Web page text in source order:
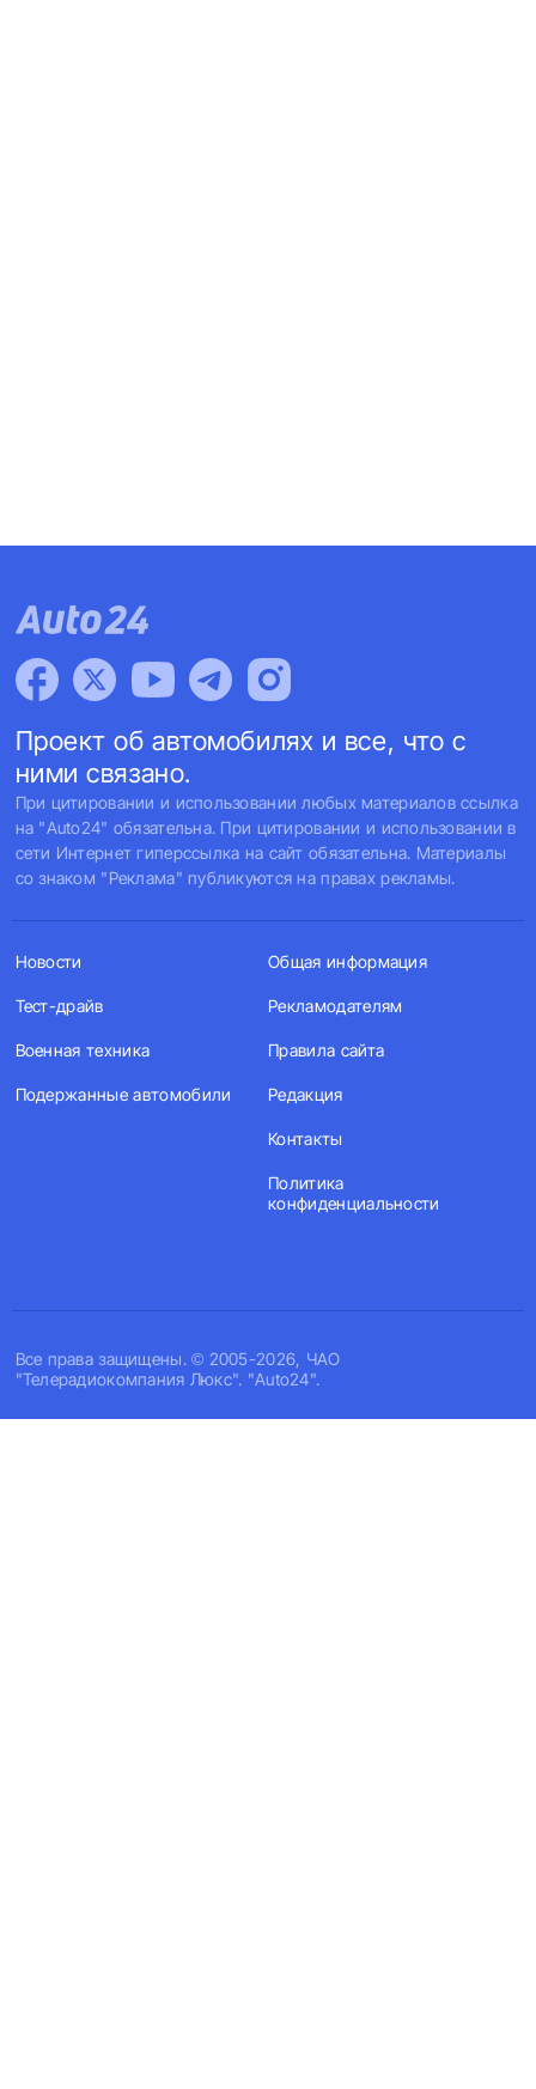
Проект об автомобилях и все, что с
ними связано.
При цитировании и использовании любых материалов ссылка
на "Auto24" обязательна. При цитировании и использовании в
сети Интернет гиперссылка на сайт обязательна. Материалы
со знаком "Реклама" публикуются на правах рекламы.
Все права защищены. © 2005-2026, ЧАО
"Телерадиокомпания Люкс". "Auto24".
Новости
Тест-драйв
Военная техника
Подержанные автомобили
Общая информация
Рекламодателям
Правила сайта
Редакция
Контакты
Политика
конфиденциальности